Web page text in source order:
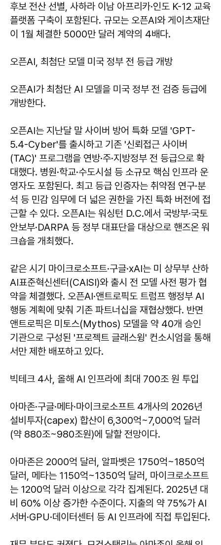
후보 전산 선별, 사하라 이남 아프리카·인도 K-12 교육
플랫폼 구축이 포함된다. 규모는 오픈AI와 게이츠재단
이 1월 체결한 5000만 달러 계약의 4배다.
오픈AI, 최첨단 모델 미국 정부 전 등급 개방
오픈AI가 최첨단 AI 모델을 미국 정부 전 검증 등급에
개방한다.
오픈AI는 지난달 말 사이버 방어 특화 모델 'GPT-
5.4-Cyber'를 출시하고 기존 '신뢰접근 사이버
(TAC)' 프로그램을 연방·주·지방정부 전 등급으로 확
대했다. 병원·학교·수도시설 등 소규모 핵심 인프라 운
영자도 포함된다. 최고 등급 인증자는 취약점 연구·분
석 등 민감 임무에 더 넓은 권한을 가진 특화 버전에 접
근할 수 있다. 오픈AI는 워싱턴 D.C.에서 국방부·국토
안보부·DARPA 등 정부 대표단을 대상으로 핸즈온 워
크숍을 개최했다.
같은 시기 마이크로소프트·구글·xAI는 미 상무부 산하
AI표준혁신센터(CAISI)와 출시 전 모델 사전 평가 협
약을 체결했다. 오픈AI·앤트로픽도 트럼프 행정부 AI
행동 계획에 맞춰 기존 파트너십을 재협상했다. 반면
앤트로픽은 미토스(Mythos) 모델을 약 40개 승인
기관으로 구성된 '프로젝트 글래스윙' 컨소시엄을 통해
서만 제한 배포하고 있다.
빅테크 4사, 올해 AI 인프라에 최대 700조 원 투입
아마존·구글·메타·마이크로소프트 4개사의 2026년
설비투자(capex) 합산이 6,300억~7,000억 달러
(약 880조~980조원)에 달할 전망이다.
아마존은 2000억 달러, 알파벳은 1750억~1850억
달러, 메타는 1150억~1350억 달러, 마이크로소프트
는 1200억 달러 이상으로 각각 집계된다. 2025년 대
비 60% 이상 증가한 수준이다. 지출의 약 75%가 AI
서버·GPU·데이터센터 등 AI 인프라에 직접 투입된다.